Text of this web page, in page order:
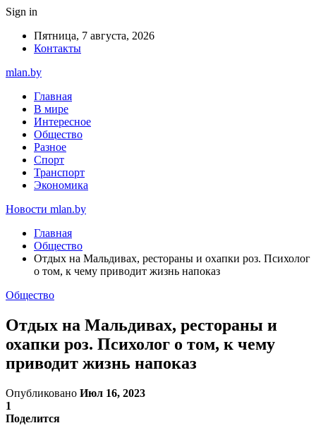
Sign in
Пятница, 7 августа, 2026
Контакты
mlan.by
Главная
В мире
Интересное
Общество
Разное
Спорт
Транспорт
Экономика
Новости mlan.by
Главная
Общество
Отдых на Мальдивах, рестораны и охапки роз. Психолог
о том, к чему приводит жизнь напоказ
Общество
Отдых на Мальдивах, рестораны и
охапки роз. Психолог о том, к чему
приводит жизнь напоказ
Опубликовано Июл 16, 2023
1
Поделится